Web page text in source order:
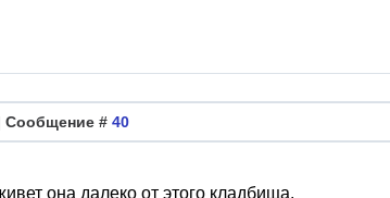
Сообщение # 40
она далеко от этого кладбища.